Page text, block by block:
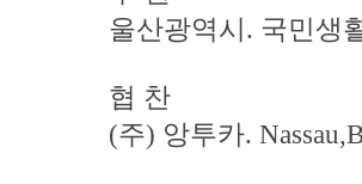
울산광역시. 국민생
협 찬
(주) 앙투카.